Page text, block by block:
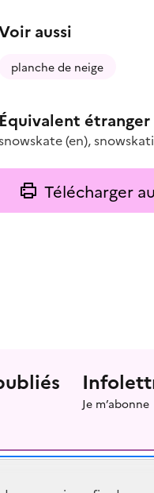
aussi
planche de neige
Équivalent étranger
(en),
Télécharger
Je m’abonne